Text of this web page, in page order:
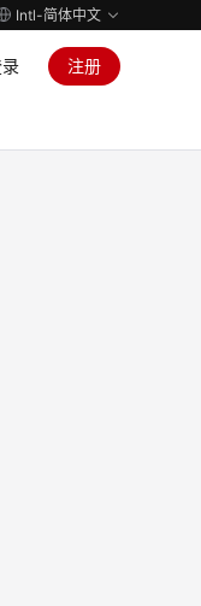
Intl-简体中文
注册